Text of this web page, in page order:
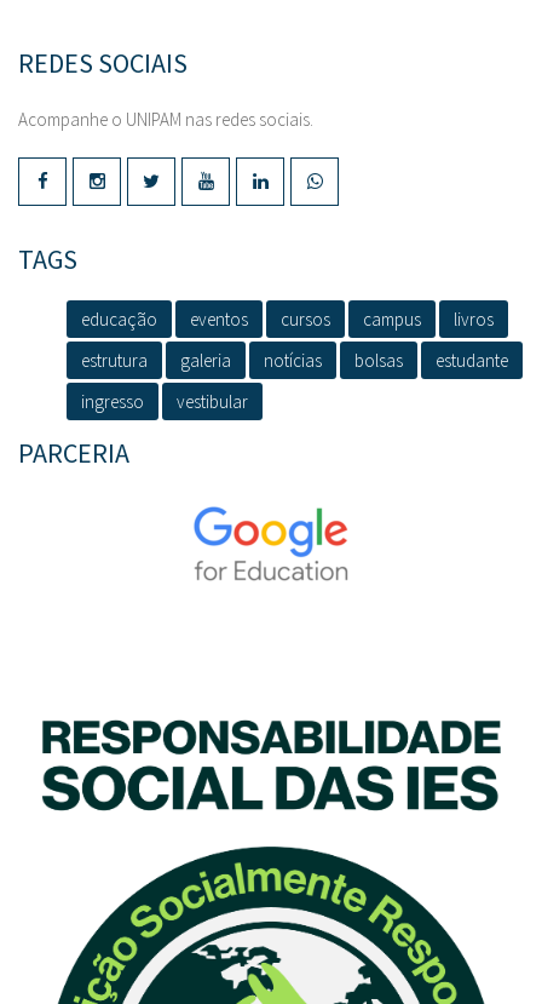
REDES SOCIAIS
Acompanhe o UNIPAM nas redes sociais.
TAGS
educação eventos cursos campus
livros
estrutura
galeria notícias bolsas
estudante
ingresso
vestibular
PARCERIA